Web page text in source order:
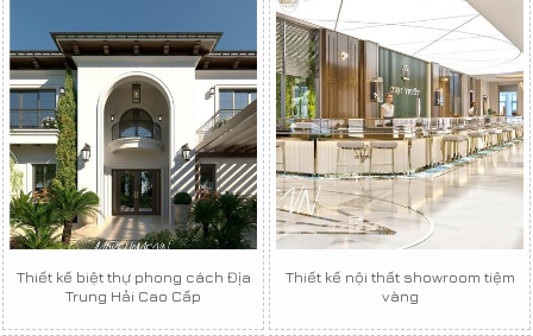
Thiết kế biệt thự phong cách Địa
Trung Hải Cao Cấp
Thiết kế nội thất showroom tiệm
vàng